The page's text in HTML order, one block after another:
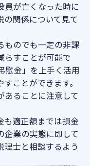
員が亡くなった時に
関係について見て
ものでも一定の非課
らすことが可能で
慰金」を上手く活用
ことができます。
あることに注意して
も適正額までは損金
企業の実態に即して
理士と相談するよう